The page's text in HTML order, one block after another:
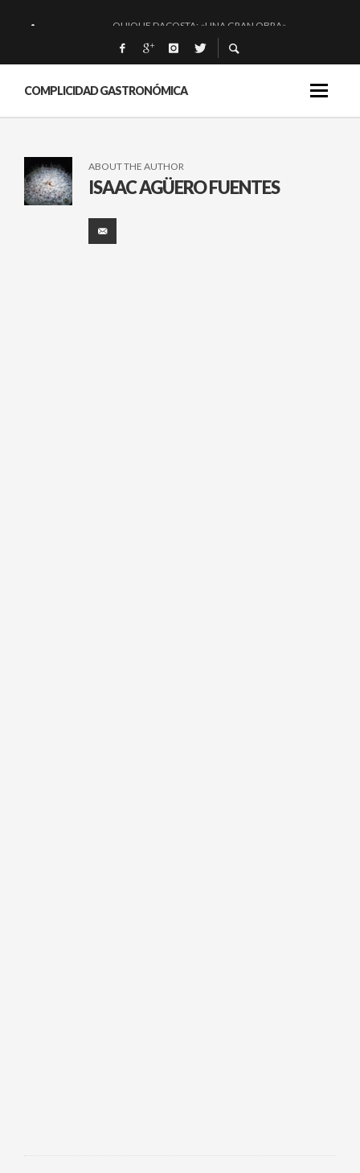
QUIQUE DACOSTA: «UNA GRAN OBRA»
EL BARUCO DE ANERO: MUCHO MÁS QUE UN BAR.
MONTIA: ESENCIAL Y BRILLANTE.
COMPLICIDAD GASTRONÓMICA
ABOUT THE AUTHOR
ISAAC AGÜERO FUENTES